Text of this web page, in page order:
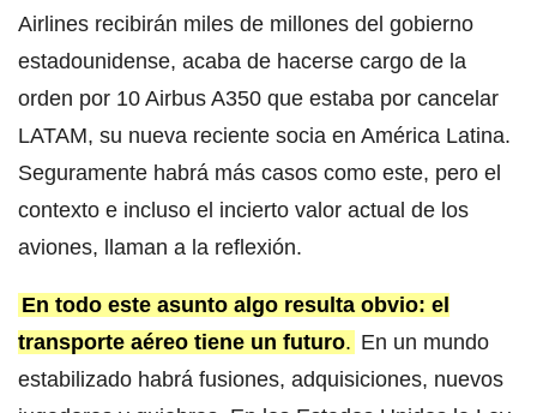
Airlines recibirán miles de millones del gobierno
estadounidense, acaba de hacerse cargo de la
orden por 10 Airbus A350 que estaba por cancelar
LATAM, su nueva reciente socia en América Latina.
Seguramente habrá más casos como este, pero el
contexto e incluso el incierto valor actual de los
aviones, llaman a la reflexión.
En todo este asunto algo resulta obvio: el
transporte aéreo tiene un futuro. En un mundo
estabilizado habrá fusiones, adquisiciones, nuevos